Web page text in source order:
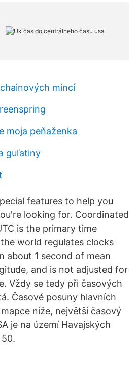
mincí
moja peňaženka
guľatiny
features to help you
looking for. Coordinated
is the primary time
world regulates clocks
about 1 second of mean
and is not adjusted for
Vždy se tedy při časových
Časové posuny hlavních
níže, největší časový
je na území Havajských